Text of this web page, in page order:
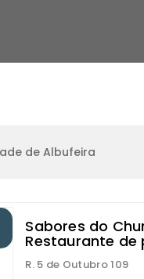
de Albufeira
Sabores do
Restaurante
R. 5 de Outubro 109